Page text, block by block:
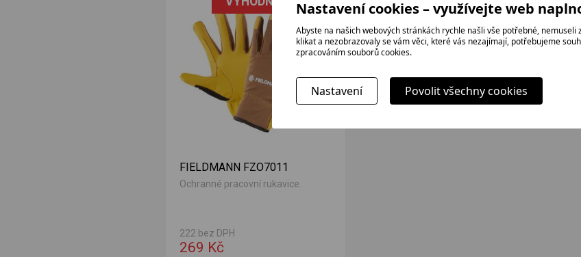
FIELDMANN FZO7011
Ochranné pracovní rukavice.
222 bez DPH
269 Kč
Nastavení cookies – využívejte web
Abyste na našich webových stránkách rychle našli vše potřebné, nemuseli
klikat a nezobrazovaly se vám věci, které vás nezajímají, potřebujeme
zpracováním souborů cookies.
Nastavení Povolit všechny cookies